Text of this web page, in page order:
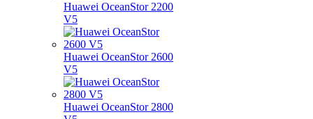
Huawei OceanStor 2200
V5
Huawei OceanStor 2600
V5
Huawei OceanStor 2800